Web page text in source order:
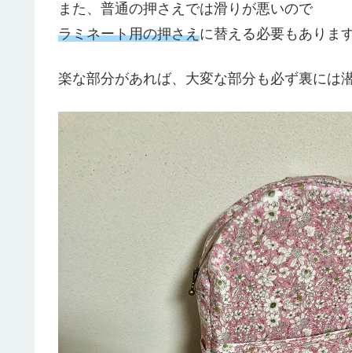
また、普通の押さえでは滑りが悪いので
ラミネート用の押さえに替える必要もありま
楽な部分があれば、大変な部分も必ず裏には